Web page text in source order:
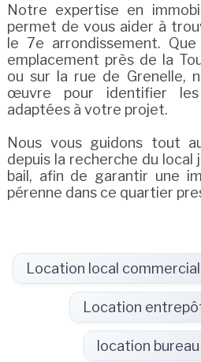
Notre expertise en
permet de vous aider à
le 7e arrondissement.
emplacement près de la
ou sur la rue de Grenelle,
œuvre pour identifier
adaptées à votre projet.
Nous vous guidons tout
depuis la recherche du local
bail, afin de garantir une
pérenne dans ce quartier
Location local
Location
location